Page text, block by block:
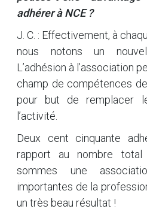
adhérer à NCE ?
J. C. : Effectivement, à
nous notons un nouvel
L’adhésion à l’association
champ de compétences
pour but de remplacer
l’activité.
Deux cent cinquante
rapport au nombre total
sommes une
importantes de la
un très beau résultat !